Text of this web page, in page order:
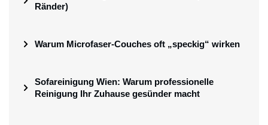
Ränder)
Warum Microfaser-Couches oft „speckig“ wirken
Sofareinigung Wien: Warum professionelle
Reinigung Ihr Zuhause gesünder macht